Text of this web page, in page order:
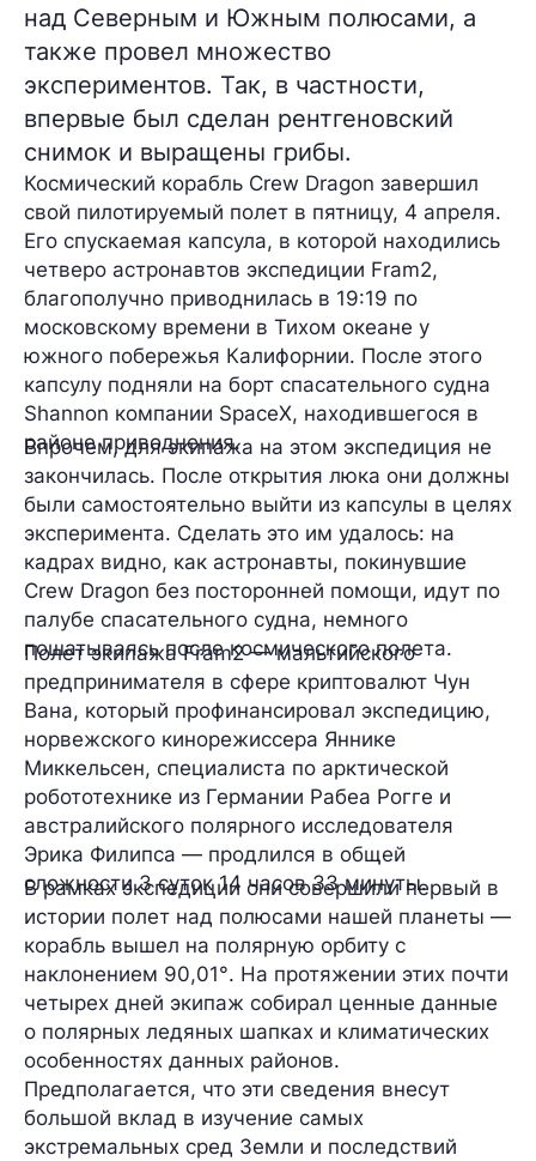
над Северным и Южным полюсами, а
также провел множество
экспериментов. Так, в частности,
впервые был сделан рентгеновский
снимок и выращены грибы.
Космический корабль Crew Dragon завершил
свой пилотируемый полет в пятницу, 4 апреля.
Его спускаемая капсула, в которой находились
четверо астронавтов экспедиции Fram2,
благополучно приводнилась в 19:19 по
московскому времени в Тихом океане у
южного побережья Калифорнии. После этого
капсулу подняли на борт спасательного судна
Shannon компании SpaceX, находившегося в
районе приводнения.
Впрочем, для экипажа на этом экспедиция не
закончилась. После открытия люка они должны
были самостоятельно выйти из капсулы в целях
эксперимента. Сделать это им удалось: на
кадрах видно, как астронавты, покинувшие
Crew Dragon без посторонней помощи, идут по
палубе спасательного судна, немного
пошатываясь после космического полета.
Полет экипажа Fram2 — мальтийского
предпринимателя в сфере криптовалют Чун
Вана, который профинансировал экспедицию,
норвежского кинорежиссера Яннике
Миккельсен, специалиста по арктической
робототехнике из Германии Рабеа Рогге и
австралийского полярного исследователя
Эрика Филипса — продлился в общей
сложности3 суток 14 часов 33 минуты.
В рамках экспедиции они совершилипервый в
истории полет над полюсами нашей планеты —
корабль вышел на полярную орбиту с
наклонением 90,01°. На протяжении этих почти
четырех дней экипаж собирал ценные данные
о полярных ледяных шапках и климатических
особенностях данных районов.
Предполагается, что эти сведения внесут
большой вклад в изучение самых
экстремальных сред Земли и последствий